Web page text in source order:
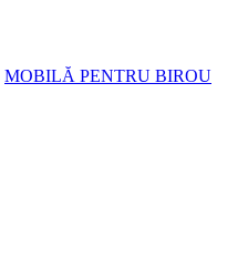
MOBILĂ PENTRU BIROU